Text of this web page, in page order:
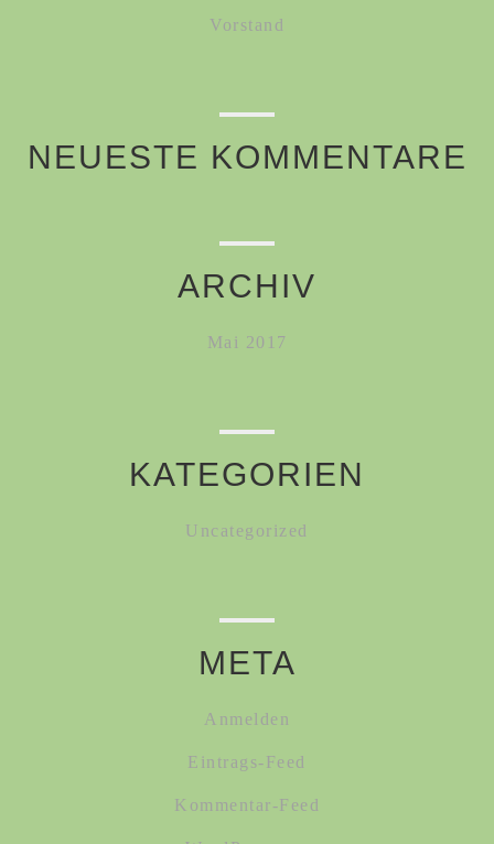
Vorstand
NEUESTE KOMMENTARE
ARCHIV
Mai 2017
KATEGORIEN
Uncategorized
META
Anmelden
Eintrags-Feed
Kommentar-Feed